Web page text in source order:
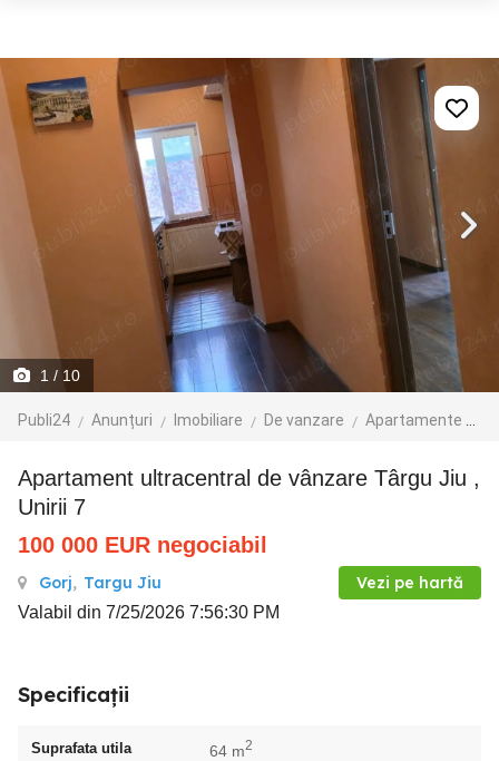
1 / 10
Publi24 Anunțuri Imobiliare De vanzare Apartamente de vanzare
Apartament ultracentral de vânzare Târgu Jiu ,
Unirii 7
100 000 EUR negociabil
Gorj, Targu Jiu Vezi pe hartă
Valabil din 7/25/2026 7:56:30 PM
Specificații
Suprafata utila 64 m2